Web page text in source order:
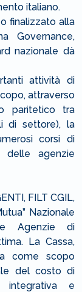
italiano.
finalizzato alla
Governance,
nazionale dà
attività di
attraverso
paritetico tra
di settore), la
corsi di
delle agenzie
FILT CGIL,
Nazionale
Agenzie di
La Cassa,
come scopo
del costo di
integrativa e